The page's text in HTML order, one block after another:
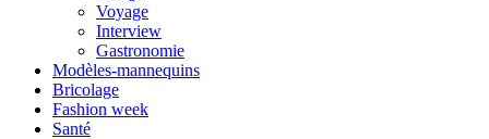
Voyage
Interview
Gastronomie
Modèles-mannequins
Bricolage
Fashion week
Santé